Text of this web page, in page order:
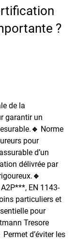
?
de la
garantir un
Norme
pour
d’un
délivrée par
EN 1143-
particuliers et
pour
Tresore
d’éviter les